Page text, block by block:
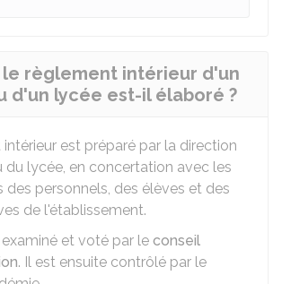
le règlement intérieur d'un
d'un lycée est-il élaboré ?
est préparé par la direction
du lycée, en concertation avec les
des personnels, des élèves et des
de l'établissement.
et voté par le conseil
. Il est ensuite contrôlé par le